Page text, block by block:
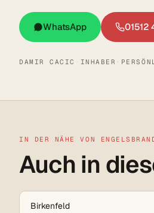
WhatsApp 01512
DAMIR CACIC · INHABER ·
IN DER NÄHE VON
Auch in
Birkenfeld